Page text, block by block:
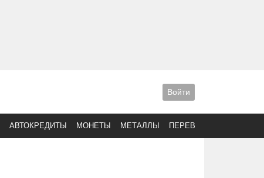
Войти
АВТОКРЕДИТЫ МОНЕТЫ МЕТАЛЛЫ ПЕРЕВОДЫ